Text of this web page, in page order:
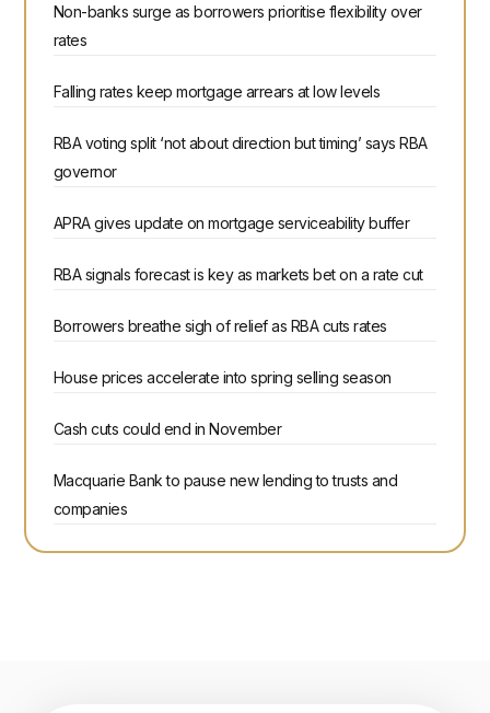
Non-banks surge as borrowers prioritise flexibility over
rates
Falling rates keep mortgage arrears at low levels
RBA voting split ‘not about direction but timing’ says RBA
governor
APRA gives update on mortgage serviceability buffer
RBA signals forecast is key as markets bet on a rate cut
Borrowers breathe sigh of relief as RBA cuts rates
House prices accelerate into spring selling season
Cash cuts could end in November
Macquarie Bank to pause new lending to trusts and
companies